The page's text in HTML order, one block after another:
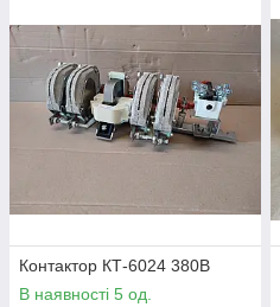
Контактор КТ-6024 380В
В наявності 5 од.